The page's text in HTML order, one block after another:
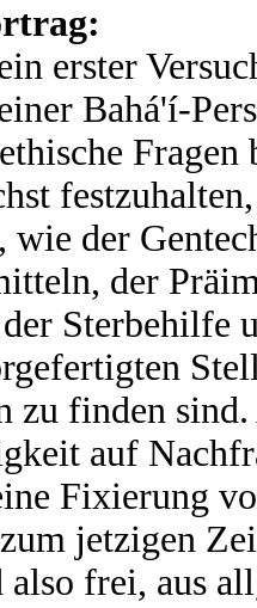
erster
Bahá'í-
Fragen
wie der
der
Sterbehilfe
zu finden
auf
Fixierung
jetzigen
frei, aus